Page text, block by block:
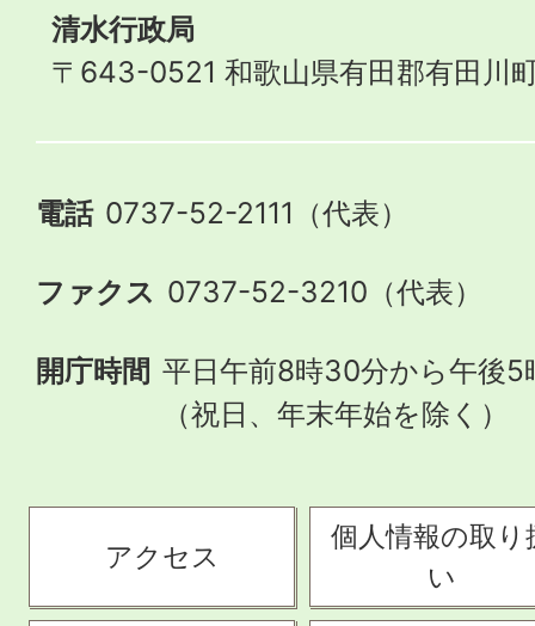
清水行政局
〒643-0521 和歌山県有田郡有田川
電話 0737-52-2111（代表）
ファクス 0737-52-3210（代表）
開庁時間 平日午前8時30分から午後5
（祝日、年末年始を除く）
アクセス
個人情報の取り
い